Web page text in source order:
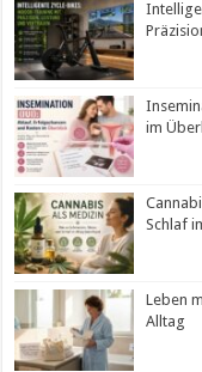
im
Schlaf
Leben
Alltag